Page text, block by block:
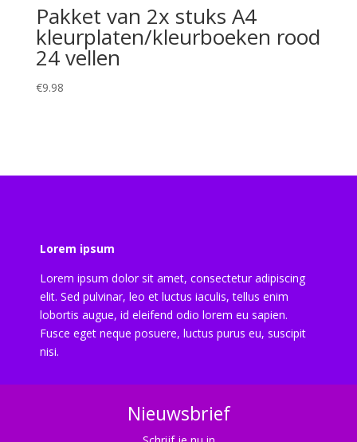
Pakket van 2x stuks A4
kleurplaten/kleurboeken rood
24 vellen
€9.98
Lorem ipsum
Lorem ipsum dolor sit amet, consectetur adipiscing
elit. Sed pulvinar, leo et luctus iaculis, tellus enim
lobortis augue, id eleifend odio lorem eu sapien.
Fusce eget neque posuere, luctus purus eu, suscipit
nisi.
Nieuwsbrief